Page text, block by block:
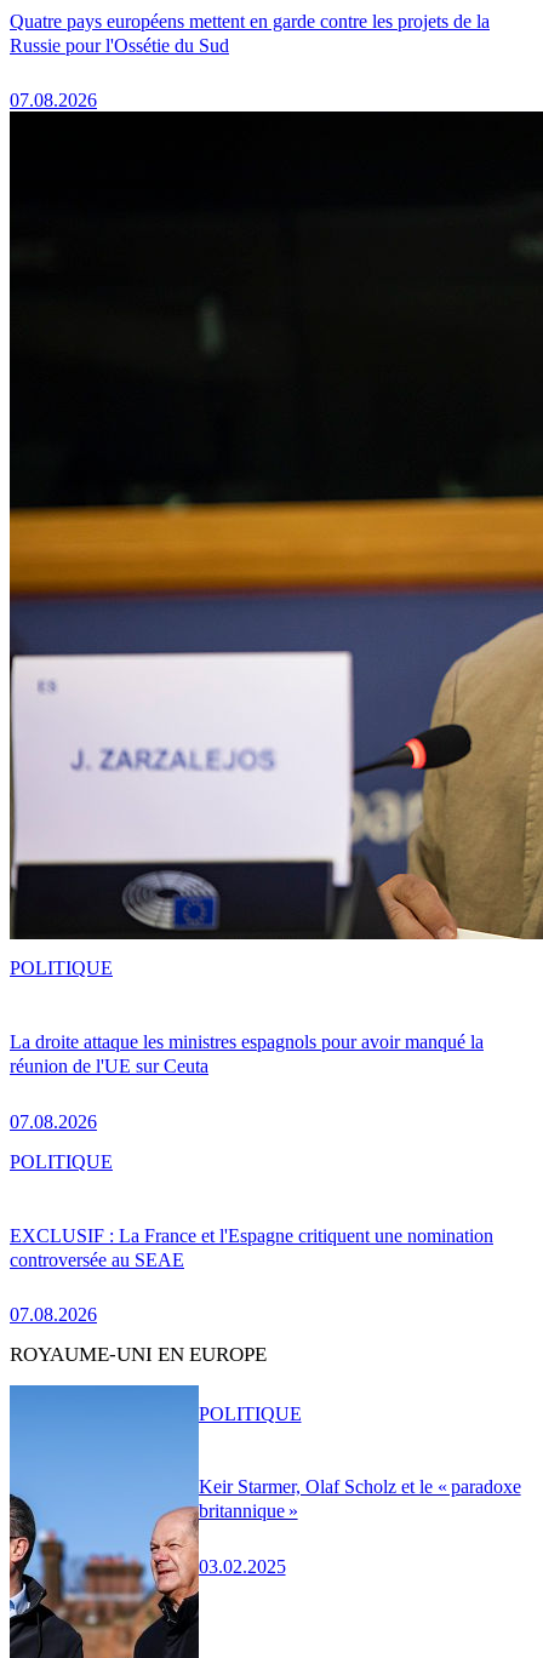
Quatre pays européens mettent en garde contre les projets de la
Russie pour l'Ossétie du Sud
07.08.2026
La droite attaque les ministres espagnols pour avoir manqué la
réunion de l'UE sur Ceuta
07.08.2026
POLITIQUE
EXCLUSIF : La France et l'Espagne critiquent une nomination
controversée au SEAE
07.08.2026
POLITIQUE
ROYAUME-UNI EN EUROPE
Keir Starmer, Olaf Scholz et le « paradoxe
britannique »
03.02.2025
POLITIQUE